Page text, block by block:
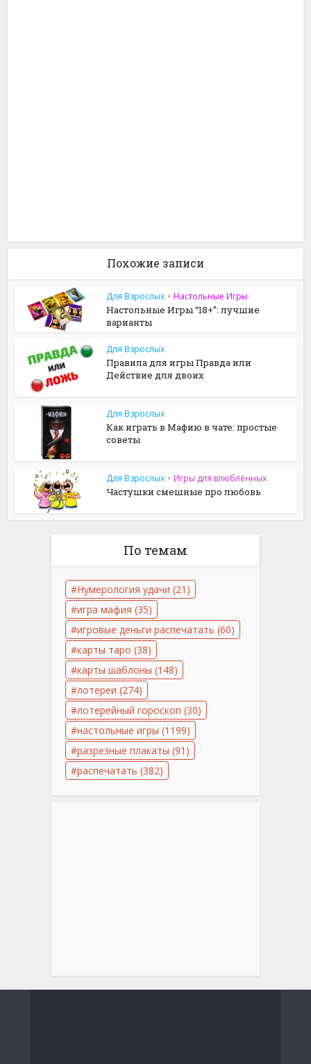
Похожие записи
Для Взрослых • Настольные Игры
Настольные Игры “18+”: лучшие
варианты
Для Взрослых
Правила для игры Правда или
Действие для двоих
Для Взрослых
Как играть в Мафию в чате: простые
советы
Для Взрослых • Игры для влюблённых
Частушки смешные про любовь
По темам
Нумерология удачи (21)
игра мафия (35)
игровые деньги распечатать (60)
карты таро (38)
карты шаблоны (148)
лотереи (274)
лотерейный гороскоп (30)
настольные игры (1199)
разрезные плакаты (91)
распечатать (382)